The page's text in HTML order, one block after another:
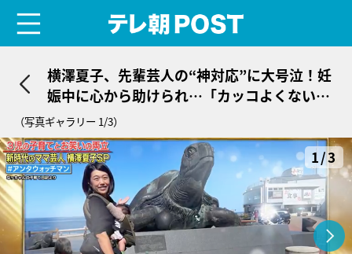
横澤夏子、先輩芸人の“神対応”に大号泣！妊
娠中に心から助けられ…「カッコよくないで
すか？」
（写真ギャラリー 1/3）
1/3